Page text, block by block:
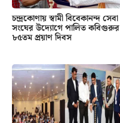
চন্দ্রকোণায় স্বামী বিবেকানন্দ সেবা
সংঘের উদ্যোগে পালিত কবিগুরুর
৮৫তম প্রয়াণ দিবস